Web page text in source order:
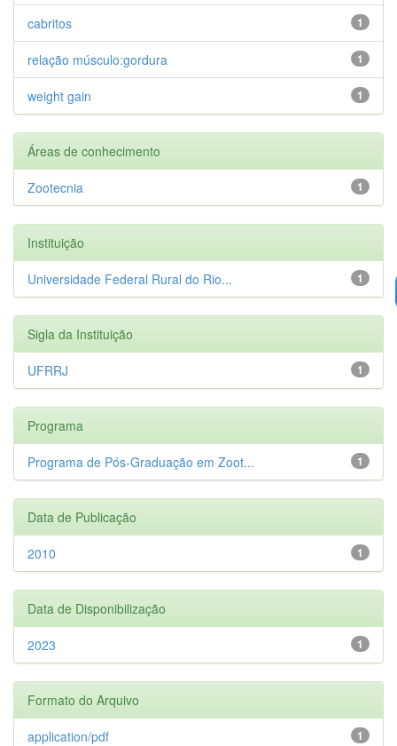
1
cabritos
1
relação músculo:gordura
1
weight gain
Áreas de conhecimento
1
Zootecnia
Instituição
1
Universidade Federal Rural do Rio...
Sigla da Instituição
1
UFRRJ
Programa
1
Programa de Pós-Graduação em Zoot...
Data de Publicação
1
2010
Data de Disponibilização
1
2023
Formato do Arquivo
1
application/pdf